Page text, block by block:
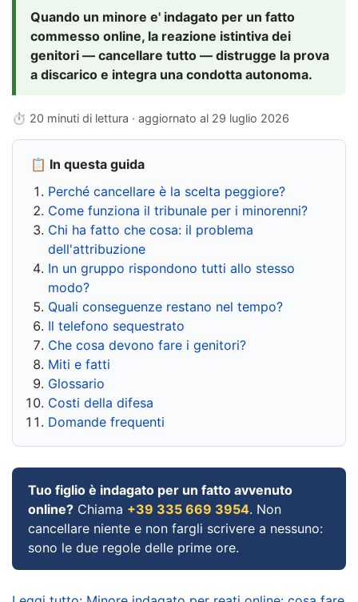
Quando un minore e' indagato per un fatto
commesso online, la reazione istintiva dei
genitori — cancellare tutto — distrugge la prova
a discarico e integra una condotta autonoma.
⏱ 20 minuti di lettura · aggiornato al 29 luglio 2026
📋 In questa guida
Perché cancellare è la scelta peggiore?
Come funziona il tribunale per i minorenni?
Chi ha fatto che cosa: il problema
dell'attribuzione
In un gruppo rispondono tutti allo stesso
modo?
Quali conseguenze restano nel tempo?
Il telefono sequestrato
Che cosa devono fare i genitori?
Miti e fatti
Glossario
Costi della difesa
Domande frequenti
Tuo figlio è indagato per un fatto avvenuto
online? Chiama +39 335 669 3954. Non
cancellare niente e non fargli scrivere a nessuno:
sono le due regole delle prime ore.